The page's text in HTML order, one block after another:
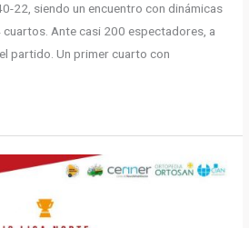
22, siendo un encuentro con dinámicas
Ante casi 200 espectadores, a
partido. Un primer cuarto con